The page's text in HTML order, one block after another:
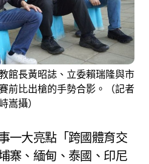
館長黃昭誌、立委賴瑞隆與市
前比出槍的手勢合影。（記者
嵩攝）
一大亮點「跨國體育交
寨、緬甸、泰國、印尼